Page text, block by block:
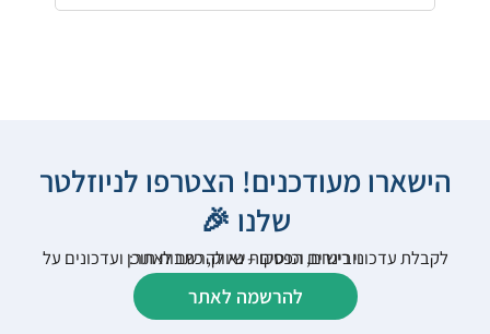
הישארו מעודכנים! הצטרפו לניוזלטר
שלנו 🎉
לקבלת עדכוני רישום, הפסקות שיווק, כתבות תוכן ועדכונים על וובינרים וכנסים – נא להרשם לאתר:
להרשמה לאתר